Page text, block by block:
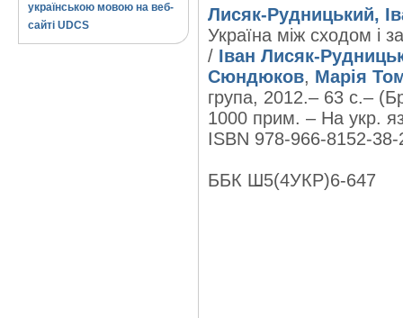
українською мовою на веб-
сайті UDCS
Лисяк-Рудницький,
Україна між сходом і
/ Іван Лисяк-
Сюндюков, Марія
група, 2012.– 63 с.–
1000 прим. – На укр.
ISBN 978-966-8152-
ББК Ш5(4УКР)6-647